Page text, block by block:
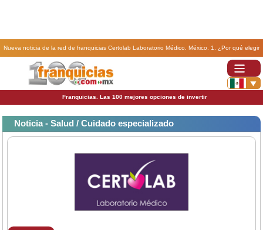
Nueva noticia de la red de franquicias Certolab Laboratorio Médico. México. 1. ¿Por qué elegir
una franquicia Certolab para invertir?.
Franquicias. Las 100 mejores opciones de invertir
Noticia - Salud / Cuidado especializado